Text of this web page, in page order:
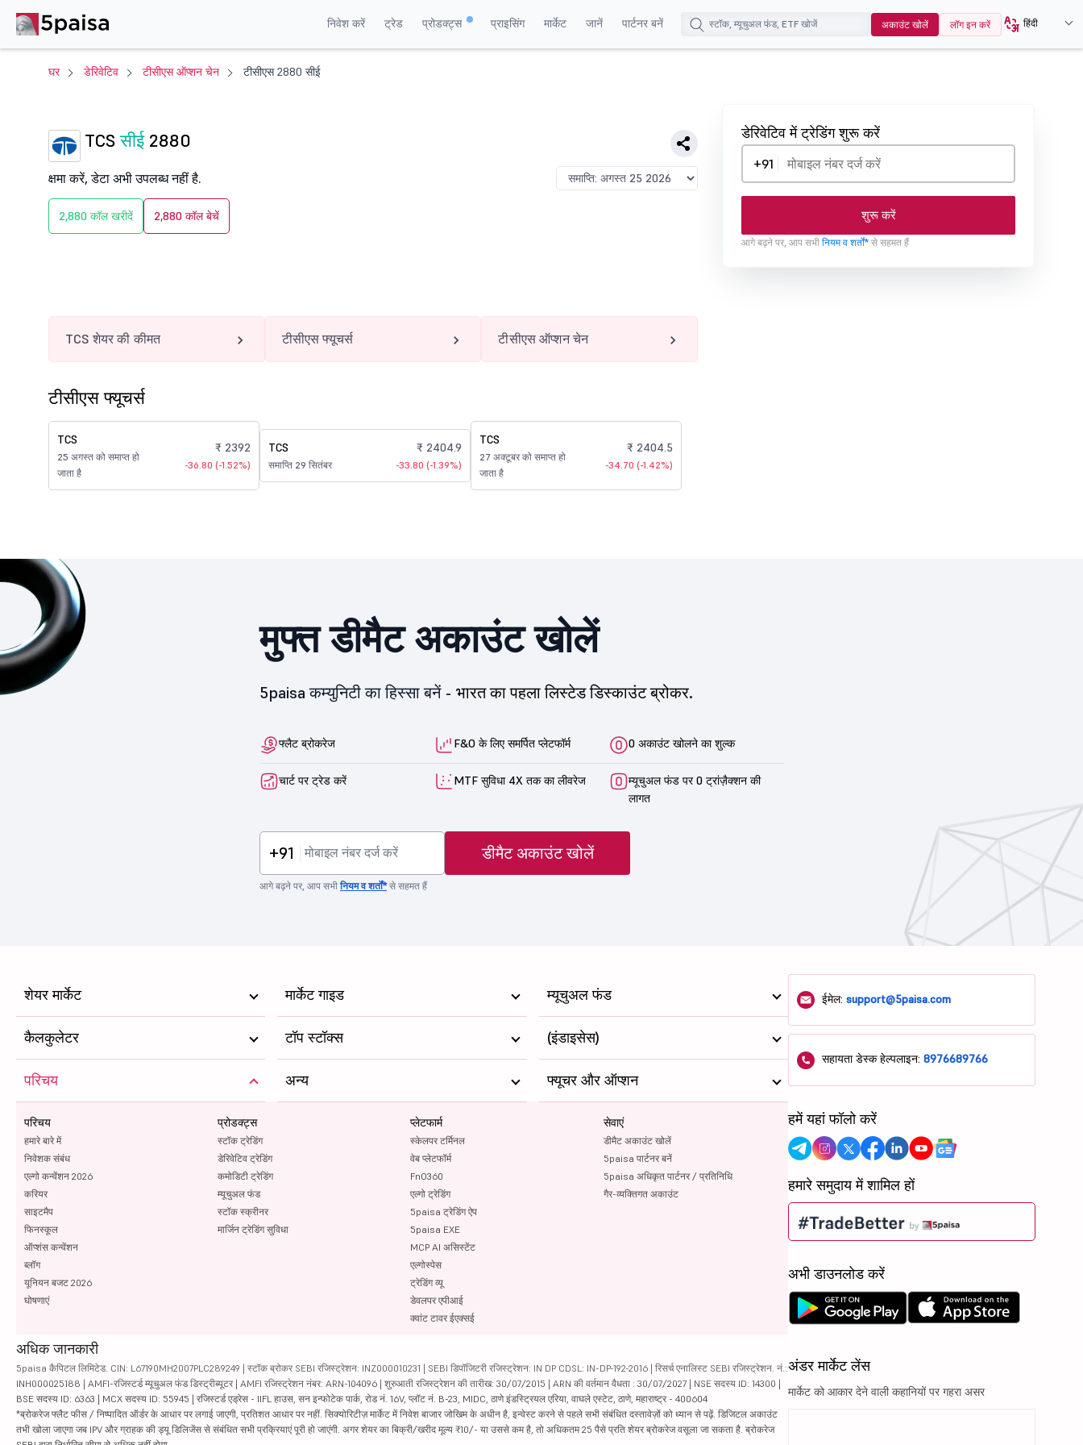
निवेश करें ट्रेड प्रोडक्ट्स प्राइसिंग मार्केट जानें पार्टनर बनें अकाउंट खोलें लॉग इन करें हिंदी
घर डेरिवेटिव टीसीएस ऑप्शन चेन टीसीएस 2880 सीई
TCSसीई2880
क्षमा करें, डेटा अभी उपलब्ध नहीं है.
2,880 कॉल खरीदें 2,880 कॉल बेचें
डेरिवेटिव में ट्रेडिंग शुरू करें
+91
शुरू करें
आगे बढ़ने पर, आप सभी नियम व शर्तों* से सहमत हैं
TCS शेयर की कीमत टीसीएस फ्यूचर्स टीसीएस ऑप्शन चेन
टीसीएस फ्यूचर्स
TCS
25 अगस्त को समाप्त हो
जाता है
₹ 2392
-36.80 (-1.52%)
TCS
समाप्ति 29 सितंबर
₹ 2404.9
-33.80 (-1.39%)
TCS
27 अक्टूबर को समाप्त हो
जाता है
₹ 2404.5
-34.70 (-1.42%)
मुफ्त डीमैट अकाउंट खोलें
5paisa कम्युनिटी का हिस्सा बनें - भारत का पहला लिस्टेड डिस्काउंट ब्रोकर.
फ्लैट ब्रोकरेज F&O के लिए समर्पित प्लेटफॉर्म 0 अकाउंट खोलने का शुल्क
चार्ट पर ट्रेड करें MTF सुविधा 4X तक का लीवरेज
म्यूचुअल फंड पर 0 ट्रांज़ैक्शन की
लागत
+91 डीमैट अकाउंट खोलें
आगे बढ़ने पर, आप सभीनियम व शर्तों*से सहमत हैं
शेयर मार्केट मार्केट गाइड म्यूचुअल फंड
कैलकुलेटर टॉप स्टॉक्स (इंडाइसेस)
परिचय
परिचय
हमारे बारे में
निवेशक संबंध
एल्गो कन्वेंशन 2026
करियर
साइटमैप
फिनस्कूल
ऑप्शंस कन्वेंशन
ब्लॉग
यूनियन बजट 2026
घोषणाएं
प्रोडक्ट्स
स्टॉक ट्रेडिंग
डेरिवेटिव ट्रेडिंग
कमोडिटी ट्रेडिंग
म्यूचुअल फंड
स्टॉक स्क्रीनर
मार्जिन ट्रेडिंग सुविधा
प्लेटफार्म
स्केलपर टर्मिनल
वेब प्लेटफॉर्म
FnO360
एल्गो ट्रेडिंग
5paisa ट्रेडिंग ऐप
5paisa EXE
MCP AI असिस्टेंट
एल्गोस्पेस
ट्रेडिंग व्यू
डेवलपर एपीआई
क्वांट टावर ईएक्सई
सेवाएं
डीमैट अकाउंट खोलें
5paisa पार्टनर बनें
5paisa अधिकृत पार्टनर / प्रतिनिधि
गैर-व्यक्तिगत अकाउंट
अन्य फ्यूचर और ऑप्शन
अधिक जानकारी
5paisa कैपिटल लिमिटेड. CIN: L67190MH2007PLC289249 | स्टॉक ब्रोकर SEBI रजिस्ट्रेशन: INZ000010231 | SEBI डिपॉजिटरी रजिस्ट्रेशन: IN DP CDSL: IN-DP-192-2016 | रिसर्च एनालिस्ट SEBI रजिस्ट्रेशन. नं.:
INH000025188 | AMFI-रजिस्टर्ड म्यूचुअल फंड डिस्ट्रीब्यूटर | AMFI रजिस्ट्रेशन नंबर: ARN-104096 | शुरुआती रजिस्ट्रेशन की तारीख: 30/07/2015 | ARN की वर्तमान वैधता : 30/07/2027 | NSE सदस्य ID: 14300 |
BSE सदस्य ID: 6363 | MCX सदस्य ID: 55945 | रजिस्टर्ड एड्रेस - IIFL हाउस, सन इन्फोटेक पार्क, रोड नं. 16V, प्लॉट नं. B-23, MIDC, ठाणे इंडस्ट्रियल एरिया, वाघले एस्टेट, ठाणे, महाराष्ट्र - 400604
*ब्रोकरेज फ्लैट फीस / निष्पादित ऑर्डर के आधार पर लगाई जाएगी, प्रतिशत आधार पर नहीं. सिक्योरिटीज़ मार्केट में निवेश बाजार जोखिम के अधीन है, इन्वेस्ट करने से पहले सभी संबंधित दस्तावेज़ों को ध्यान से पढ़ें. डिजिटल अकाउंट
तभी खोला जाएगा जब IPV और ग्राहक की ड्यू डिलिजेंस से संबंधित सभी प्रक्रियाएं पूरी हो जाएंगी. अगर शेयर का बिक्री/खरीद मूल्य ₹10/- या उससे कम है, तो अधिकतम 25 पैसे प्रति शेयर ब्रोकरेज वसूला जा सकता है. ब्रोकरेज
ईमेल:support@5paisa.com
सहायता डेस्क हेल्पलाइन:8976689766
हमें यहां फॉलो करें
हमारे समुदाय में शामिल हों
अभी डाउनलोड करें
अंडर मार्केट लेंस
मार्केट को आकार देने वाली कहानियों पर गहरा असर